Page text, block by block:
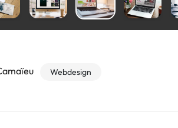
Webdesign